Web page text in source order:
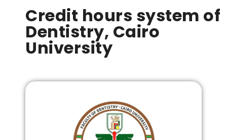
Credit hours system of
Dentistry, Cairo
University